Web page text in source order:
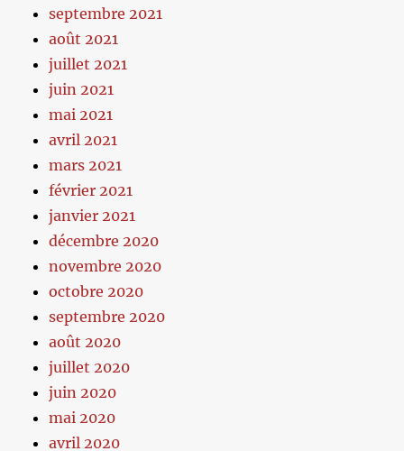
septembre 2021
août 2021
juillet 2021
juin 2021
mai 2021
avril 2021
mars 2021
février 2021
janvier 2021
décembre 2020
novembre 2020
octobre 2020
septembre 2020
août 2020
juillet 2020
juin 2020
mai 2020
avril 2020